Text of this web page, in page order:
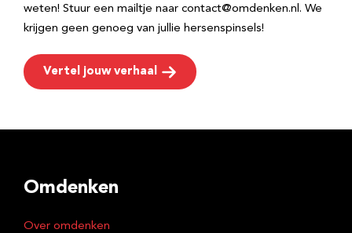
weten! Stuur een mailtje naar contact@omdenken.nl. We
krijgen geen genoeg van jullie hersenspinsels!
Vertel jouw verhaal
Omdenken
Over omdenken